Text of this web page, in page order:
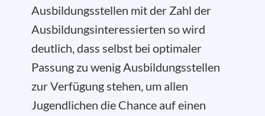
Ausbildungsstellen mit der Zahl der
Ausbildungsinteressierten so wird
deutlich, dass selbst bei optimaler
Passung zu wenig Ausbildungsstellen
zur Verfügung stehen, um allen
Jugendlichen die Chance auf einen